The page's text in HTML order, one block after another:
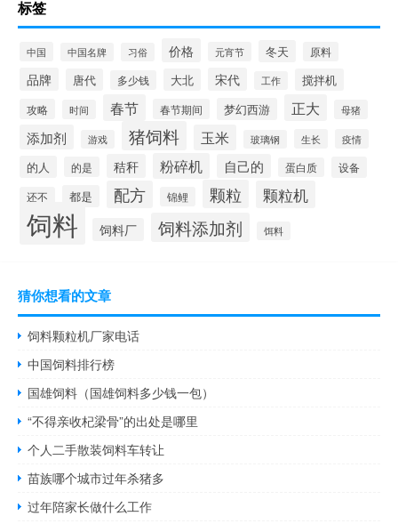
标签
中国 中国名牌 习俗 价格 元宵节 冬天 原料
品牌 唐代 多少钱 大北 宋代 工作 搅拌机
攻略 时间 春节 春节期间 梦幻西游 正大 母猪
添加剂 游戏 猪饲料 玉米 玻璃钢 生长 疫情
的人 的是 秸秆 粉碎机 自己的 蛋白质 设备
还不 都是 配方 锦鲤 颗粒 颗粒机
饲料 饲料厂 饲料添加剂 饵料
猜你想看的文章
饲料颗粒机厂家电话
中国饲料排行榜
国雄饲料（国雄饲料多少钱一包）
“不得亲收杞梁骨”的出处是哪里
个人二手散装饲料车转让
苗族哪个城市过年杀猪多
过年陪家长做什么工作